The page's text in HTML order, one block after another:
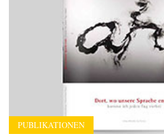
PUBLIKATIONEN